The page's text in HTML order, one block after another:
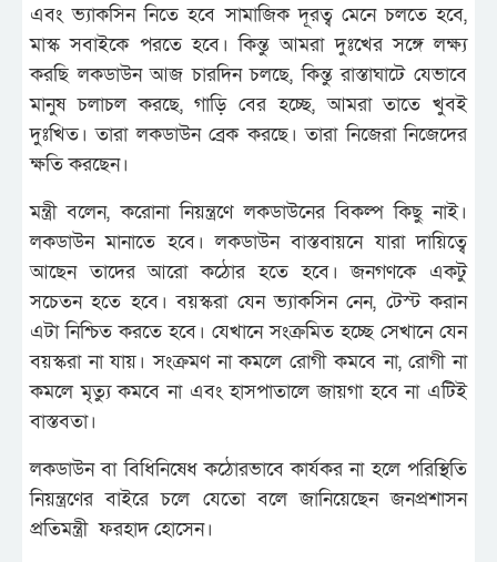
এবং ভ্যাকসিন নিতে হবে সামাজিক দূরত্ব মেনে চলতে হবে,
মাস্ক সবাইকে পরতে হবে। কিন্তু আমরা দুঃখের সঙ্গে লক্ষ্য
করছি লকডাউন আজ চারদিন চলছে, কিন্তু রাস্তাঘাটে যেভাবে
মানুষ চলাচল করছে, গাড়ি বের হচ্ছে, আমরা তাতে খুবই
দুঃখিত। তারা লকডাউন ব্রেক করছে। তারা নিজেরা নিজেদের
ক্ষতি করছেন।
মন্ত্রী বলেন, করোনা নিয়ন্ত্রণে লকডাউনের বিকল্প কিছু নাই।
লকডাউন মানাতে হবে। লকডাউন বাস্তবায়নে যারা দায়িত্বে
আছেন তাদের আরো কঠোর হতে হবে। জনগণকে একটু
সচেতন হতে হবে। বয়স্করা যেন ভ্যাকসিন নেন, টেস্ট করান
এটা নিশ্চিত করতে হবে। যেখানে সংক্রমিত হচ্ছে সেখানে যেন
বয়স্করা না যায়। সংক্রমণ না কমলে রোগী কমবে না, রোগী না
কমলে মৃত্যু কমবে না এবং হাসপাতালে জায়গা হবে না এটিই
বাস্তবতা।
লকডাউন বা বিধিনিষেধ কঠোরভাবে কার্যকর না হলে পরিস্থিতি
নিয়ন্ত্রণের বাইরে চলে যেতো বলে জানিয়েছেন জনপ্রশাসন
প্রতিমন্ত্রী ফরহাদ হোসেন।